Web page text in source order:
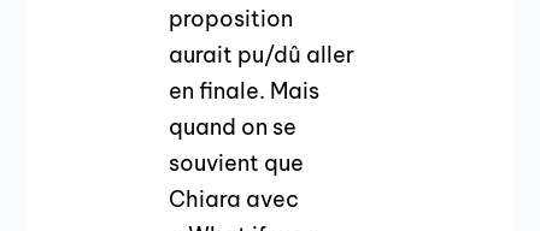
proposition
aurait pu/dû aller
en finale. Mais
quand on se
souvient que
Chiara avec